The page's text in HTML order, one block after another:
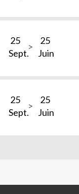
25
Sept.
25
Juin
25
Sept.
25
Juin